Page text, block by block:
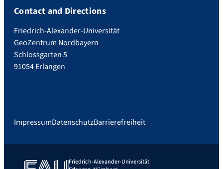
Contact and Directions
Friedrich-Alexander-Universität
GeoZentrum Nordbayern
Schlossgarten 5
91054 Erlangen
ImpressumDatenschutzBarrierefreiheit
Friedrich-Alexander-Universität